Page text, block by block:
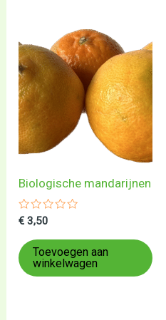
Biologische mandarijnen
Gewaardeerd
uit
5
€ 3,50
Toevoegen aan
winkelwagen